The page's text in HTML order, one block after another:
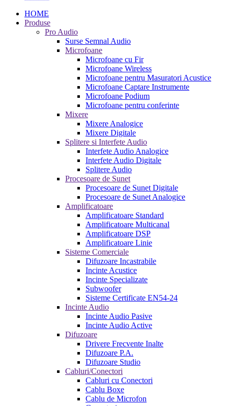
HOME
Produse
Pro Audio
Surse Semnal Audio
Microfoane
Microfoane cu Fir
Microfoane Wireless
Microfoane pentru Masuratori Acustice
Microfoane Captare Instrumente
Microfoane Podium
Microfoane pentru conferinte
Mixere
Mixere Analogice
Mixere Digitale
Splitere si Interfete Audio
Interfete Audio Analogice
Interfete Audio Digitale
Splitere Audio
Procesoare de Sunet
Procesoare de Sunet Digitale
Procesoare de Sunet Analogice
Amplificatoare
Amplificatoare Standard
Amplificatoare Multicanal
Amplificatoare DSP
Amplificatoare Linie
Sisteme Comerciale
Difuzoare Incastrabile
Incinte Acustice
Incinte Specializate
Subwoofer
Sisteme Certificate EN54-24
Incinte Audio
Incinte Audio Pasive
Incinte Audio Active
Difuzoare
Drivere Frecvente Inalte
Difuzoare P.A.
Difuzoare Studio
Cabluri/Conectori
Cabluri cu Conectori
Cablu Boxe
Cablu de Microfon